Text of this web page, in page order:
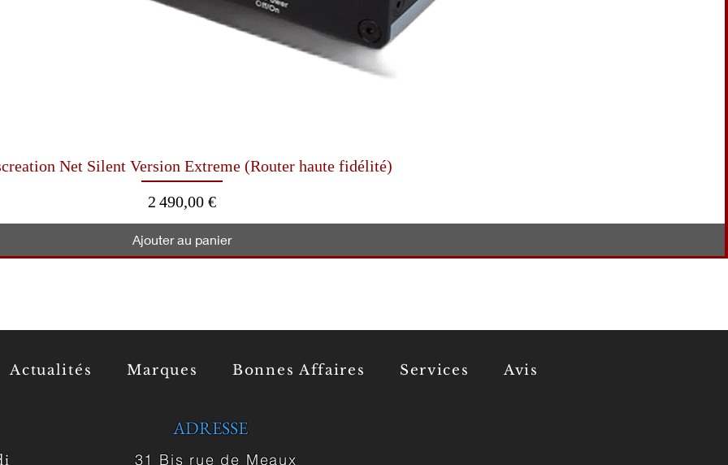
Aperçu rapide
Net Silent Version Extreme (Router haute fidélité)
Prix
2 490,00 €
Ajouter au panier
Actualités Marques Bonnes Affaires Services Avis
ADRESSE
31 Bis rue de Meaux